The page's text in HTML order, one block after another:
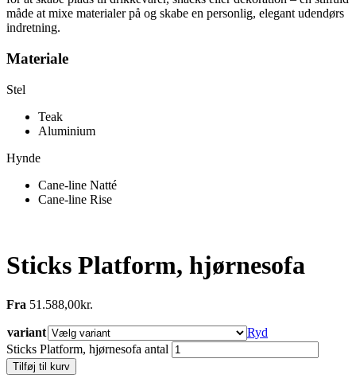
måde at mixe materialer på og skabe en personlig, elegant udendørs
indretning.
Materiale
Stel
Teak
Aluminium
Hynde
Cane-line Natté
Cane-line Rise
Sticks Platform, hjørnesofa
Fra 51.588,00kr.
variant
Ryd
Sticks Platform, hjørnesofa antal
Tilføj til kurv